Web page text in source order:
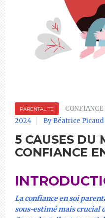
PARENTALITE
2024
By Béatrice Picaud
5 CAUSES DU
CONFIANCE
La confiance en soi
sous-estimé mais crucial